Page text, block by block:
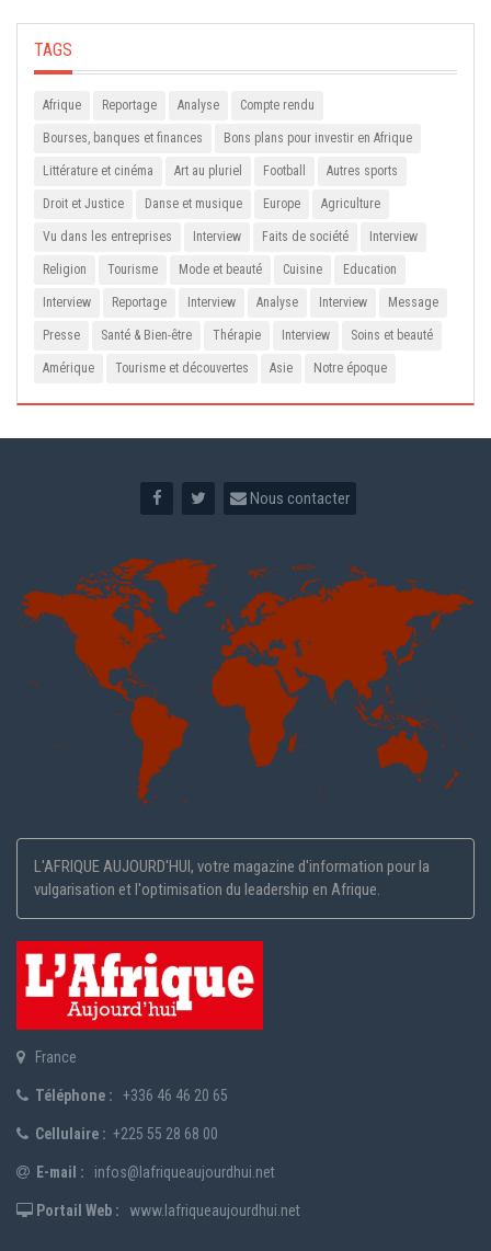
TAGS
Afrique Reportage Analyse Compte rendu
Bourses, banques et finances Bons plans pour investir en Afrique
Littérature et cinéma Art au pluriel Football Autres sports
Droit et Justice Danse et musique Europe Agriculture
Vu dans les entreprises Interview Faits de société Interview
Religion Tourisme Mode et beauté Cuisine Education
Interview Reportage Interview Analyse Interview Message
Presse Santé & Bien-être Thérapie Interview Soins et beauté
Amérique Tourisme et découvertes Asie Notre époque
Nous contacter
L'AFRIQUE AUJOURD'HUI, votre magazine d'information pour la
vulgarisation et l'optimisation du leadership en Afrique.
France
Téléphone : +336 46 46 20 65
Cellulaire : +225 55 28 68 00
E-mail : infos@lafriqueaujourdhui.net
Portail Web : www.lafriqueaujourdhui.net